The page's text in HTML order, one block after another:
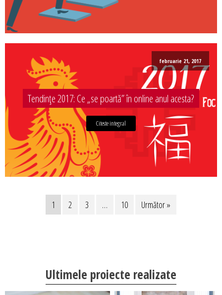
februarie 21, 2017
Tendințe 2017: Ce „se poartă” în online anul acesta?
Citeste integral
1 2 3 … 10 Următor »
Ultimele proiecte realizate